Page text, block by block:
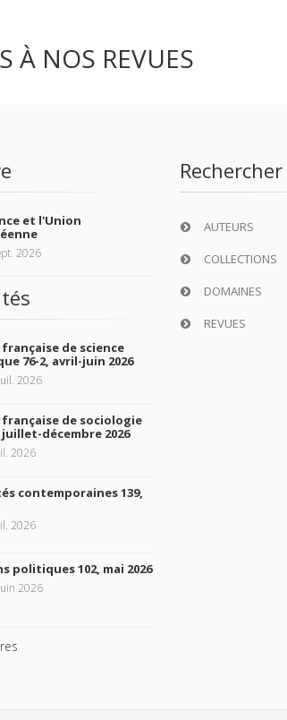
À NOS REVUES
et l'Union
2026
française de science
76-2, avril-juin 2026
2026
française de sociologie
juillet-décembre 2026
2026
contemporaines 139,
2026
politiques 102, mai 2026
2026
Rechercher
AUTEURS
COLLECTIONS
DOMAINES
REVUES